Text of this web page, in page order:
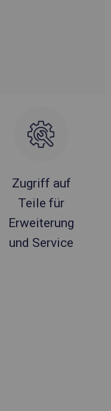
Zugriff auf
Teile für
Erweiterung
und Service